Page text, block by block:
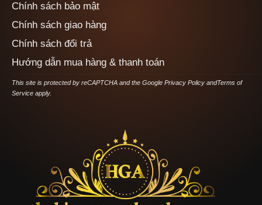
Chính sách bảo mật
Chính sách giao hàng
Chính sách đổi trả
Hướng dẫn mua hàng & thanh toán
This site is protected by reCAPTCHA and the Google Privacy PolicyandTerms of
Serviceapply.